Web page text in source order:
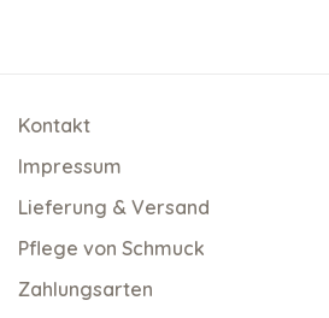
Kontakt
Impressum
Lieferung & Versand
Pflege von Schmuck
Zahlungsarten